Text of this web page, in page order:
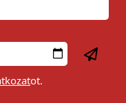
ot.